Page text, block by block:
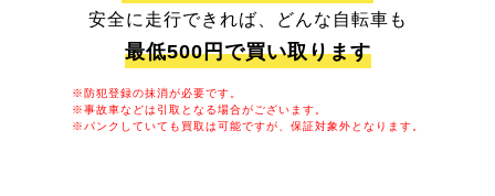
安全に走行できれば、どんな自転車も
最低500円で買い取ります
※防犯登録の抹消が必要です。
※事故車などは引取となる場合がございます。
※パンクしていても買取は可能ですが、保証対象外となります。